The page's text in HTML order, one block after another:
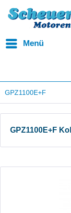
Menü
GPZ1100E+F
GPZ1100E+F